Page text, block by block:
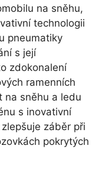
na sněhu,
technologii
pneumatiky
s její
zdokonalení
ramenních
na sněhu a ledu
s inovativní
záběr při
pokrytých